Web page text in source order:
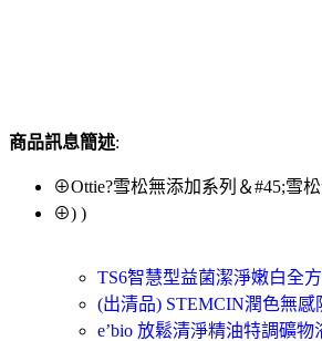
商品訊息簡述:
⊕Ottie?雪松無添加系列＆#45;雪
⊕) )
TS6智慧型益菌潔淨嫩白全
(出清品) STEMCIN潤色無
e’bio 放鬆清淨精油特調礦物